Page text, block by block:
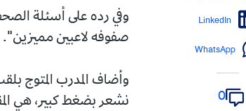
وفي رده على أسئلة
صفوفه لاعبين مميزين".
وأضاف المدرب المتوج
نشعر بضغط كبير، هي
LinkedIn
WhatsApp
0